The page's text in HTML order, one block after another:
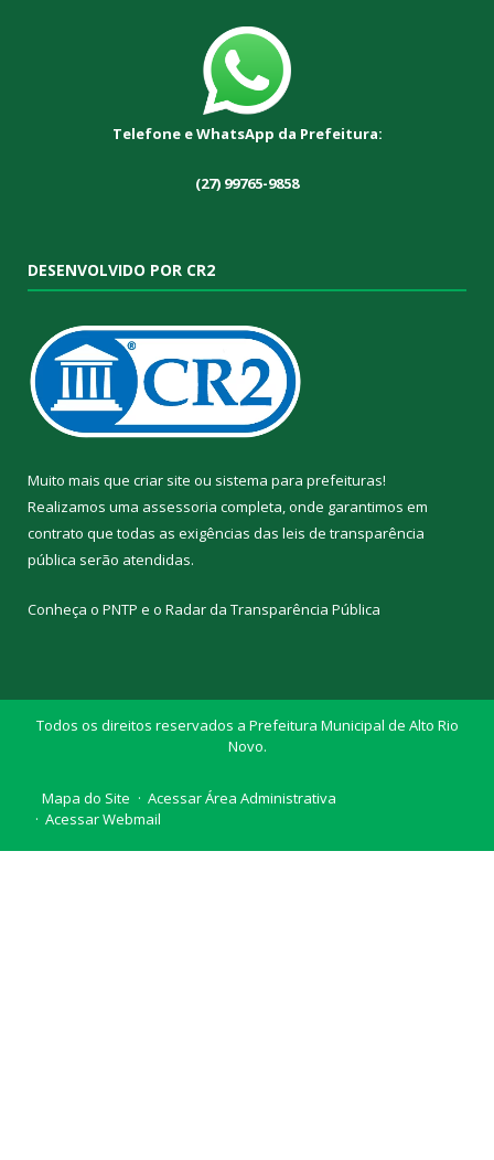
Telefone e WhatsApp da Prefeitura:
(27) 99765-9858
DESENVOLVIDO POR CR2
Muito mais que criar site ou sistema para prefeituras!
Realizamos uma assessoria completa, onde garantimos em
contrato que todas as exigências das leis de transparência
pública serão atendidas.
Conheça o PNTP e o Radar da Transparência Pública
Todos os direitos reservados a Prefeitura Municipal de Alto Rio
Novo.
Mapa do Site
Acessar Área Administrativa
Acessar Webmail